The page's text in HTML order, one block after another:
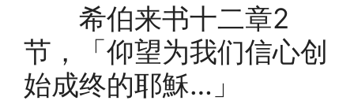
希伯来书十二章2
节，「仰望为我们信心创
始成终的耶穌…」